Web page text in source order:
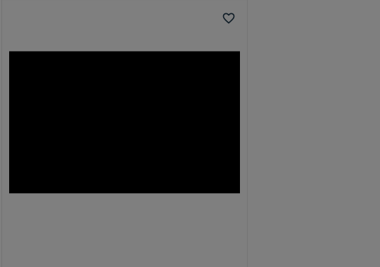
favorite_border